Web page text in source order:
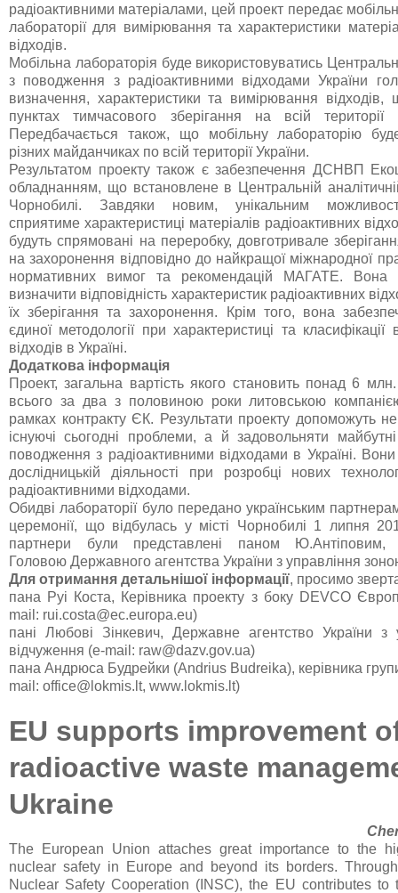
радіоактивними матеріалами, цей проект передає
лабораторії для вимірювання та характеристики
відходів.
Мобільна лабораторія буде використовуватись
з поводження з радіоактивними відходами України
визначення, характеристики та вимірювання
пунктах тимчасового зберігання на всій території
Передбачається також, що мобільну лабораторію
різних майданчиках по всій території України.
Результатом проекту також є забезпечення ДСНВП
обладнанням, що встановлене в Центральній
Чорнобилі. Завдяки новим, унікальним
сприятиме характеристиці матеріалів радіоактивних
будуть спрямовані на переробку, довготривале
на захоронення відповідно до найкращої міжнародної
нормативних вимог та рекомендацій МАГАТЕ. Вона
визначити відповідність характеристик радіоактивних
їх зберігання та захоронення. Крім того, вона
єдиної методології при характеристиці та класифікації
відходів в Україні.
Додаткова інформація
Проект, загальна вартість якого становить понад 6
всього за два з половиною роки литовською
рамках контракту ЄК. Результати проекту допоможуть
існуючі сьогодні проблеми, а й задовольняти
поводження з радіоактивними відходами в Україні.
дослідницькій діяльності при розробці нових
радіоактивними відходами.
Обидві лабораторії було передано українським
церемонії, що відбулась у місті Чорнобилі 1 липня
партнери були представлені паном Ю.Антіповим,
Головою Державного агентства України з управління
Для отримання детальнішої інформації, просимо
пана Руі Коста, Керівника проекту з боку DEVCO
mail: rui.costa@ec.europa.eu)
пані Любові Зінкевич, Державне агентство України з
відчуження (e-mail: raw@dazv.gov.ua)
пана Андрюса Будрейки (Andrius Budreika), керівника
mail: office@lokmis.lt, www.lokmis.lt)
EU supports improvement
radioactive waste
Ukraine
The European Union attaches great importance to the
nuclear safety in Europe and beyond its borders.
Nuclear Safety Cooperation (INSC), the EU contributes to